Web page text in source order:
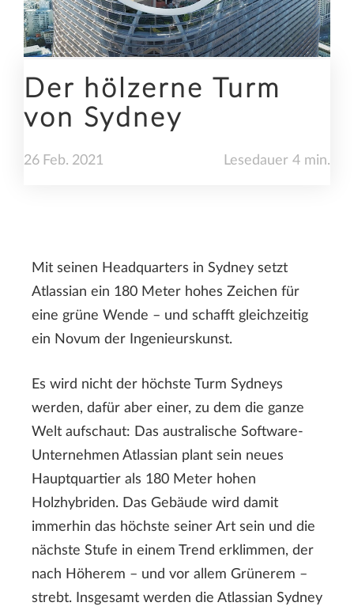
Der hölzerne Turm
von Sydney
26 Feb. 2021 Lesedauer 4 min.
Mit seinen Headquarters in Sydney setzt
Atlassian ein 180 Meter hohes Zeichen für
eine grüne Wende – und schafft gleichzeitig
ein Novum der Ingenieurskunst.
Es wird nicht der höchste Turm Sydneys
werden, dafür aber einer, zu dem die ganze
Welt aufschaut: Das australische Software-
Unternehmen Atlassian plant sein neues
Hauptquartier als 180 Meter hohen
Holzhybriden. Das Gebäude wird damit
immerhin das höchste seiner Art sein und die
nächste Stufe in einem Trend erklimmen, der
nach Höherem – und vor allem Grünerem –
strebt. Insgesamt werden die Atlassian Sydney